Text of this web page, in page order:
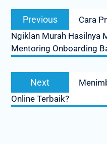
Post
navigation
Previous
post:
Cara
Ngiklan Murah Hasilnya
Mentoring Onboarding
Next
post:
Online Terbaik?